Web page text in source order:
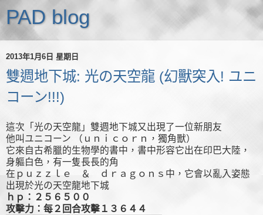
PAD blog
2013年1月6日 星期日
雙週地下城: 光の天空龍 (幻獸突入! ユニ
コーン!!!)
這次「光の天空龍」雙週地下城又出現了一位新朋友
他叫ユニコーン （ｕｎｉｃｏｒｎ，獨角獸）
它來自古希臘的生物學的書中，書中形容它出在印巴大陸，
身軀白色，有一隻長長的角
在ｐｕｚｚｌｅ ＆ ｄｒａｇｏｎｓ中，它會以亂入姿態
出現於光の天空龍地下城
ｈｐ：２５６５００
攻擊力：每２回合攻擊１３６４４